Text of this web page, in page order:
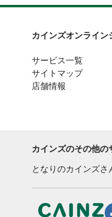
カインズオンライン
サービス一覧
サイトマップ
店舗情報
カインズのその他の
となりのカインズさ